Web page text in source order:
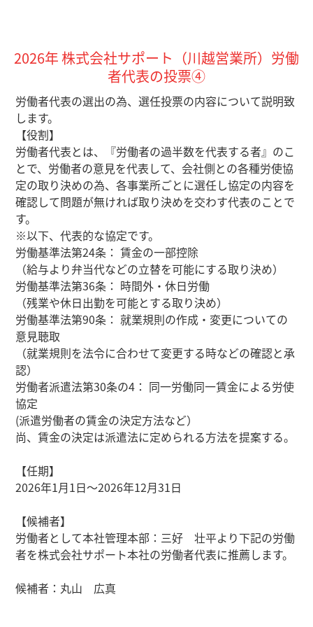
2026年 株式会社サポート（川越営業所）労働
者代表の投票④
労働者代表の選出の為、選任投票の内容について説明致
します。
【役割】
労働者代表とは、『労働者の過半数を代表する者』のこ
とで、労働者の意見を代表して、会社側との各種労使協
定の取り決めの為、各事業所ごとに選任し協定の内容を
確認して問題が無ければ取り決めを交わす代表のことで
す。
※以下、代表的な協定です。
労働基準法第24条： 賃金の一部控除
（給与より弁当代などの立替を可能にする取り決め）
労働基準法第36条： 時間外・休日労働
（残業や休日出勤を可能とする取り決め）
労働基準法第90条： 就業規則の作成・変更についての
意見聴取
（就業規則を法令に合わせて変更する時などの確認と承
認）
労働者派遣法第30条の4： 同一労働同一賃金による労使
協定
(派遣労働者の賃金の決定方法など）
尚、賃金の決定は派遣法に定められる方法を提案する。
【任期】
2026年1月1日～2026年12月31日
【候補者】
労働者として本社管理本部：三好 壮平より下記の労働
者を株式会社サポート本社の労働者代表に推薦します。
候補者：丸山 広真